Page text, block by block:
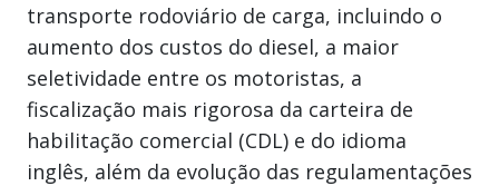
transporte rodoviário de carga, incluindo o
aumento dos custos do diesel, a maior
seletividade entre os motoristas, a
fiscalização mais rigorosa da carteira de
habilitação comercial (CDL) e do idioma
inglês, além da evolução das regulamentações